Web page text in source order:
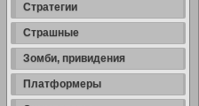
Стратегии
Страшные
Зомби, привидения
Платформеры